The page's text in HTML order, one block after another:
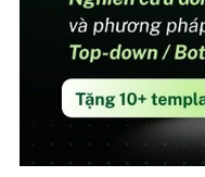
Cải chính